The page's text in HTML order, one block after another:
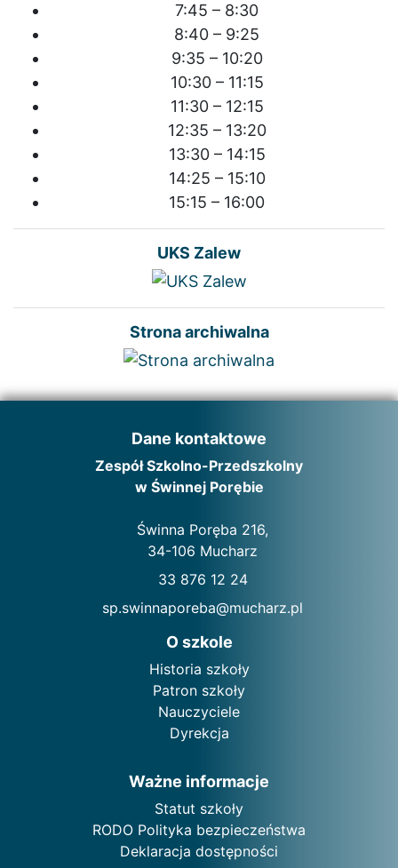
7:45 – 8:30
8:40 – 9:25
9:35 – 10:20
10:30 – 11:15
11:30 – 12:15
12:35 – 13:20
13:30 – 14:15
14:25 – 15:10
15:15 – 16:00
UKS Zalew
Strona archiwalna
Dane kontaktowe
Zespół Szkolno-Przedszkolny
w Świnnej Porębie
Świnna Poręba 216,
34-106 Mucharz
33 876 12 24
sp.swinnaporeba@mucharz.pl
O szkole
Historia szkoły
Patron szkoły
Nauczyciele
Dyrekcja
Ważne informacje
Statut szkoły
RODO Polityka bezpieczeństwa
Deklaracja dostępności